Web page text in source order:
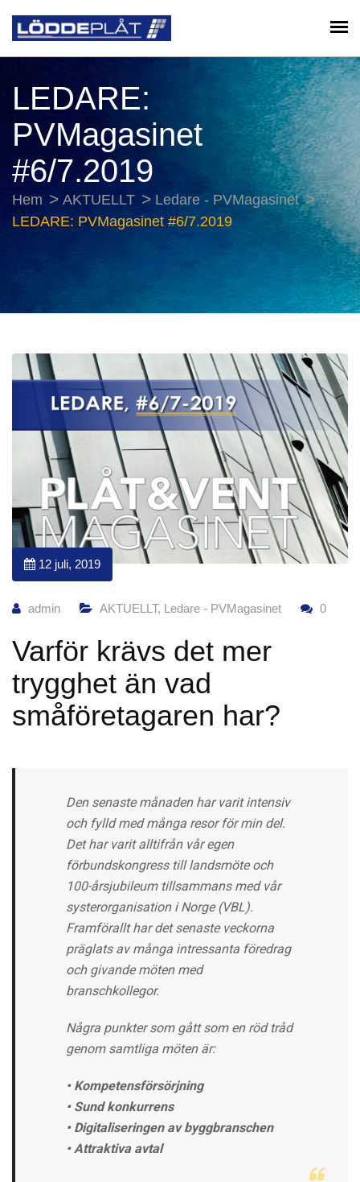
LEDARE:
PVMagasinet
#6/7.2019
Hem AKTUELLT
Ledare - PVMagasinet
LEDARE: PVMagasinet #6/7.2019
12 juli, 2019
admin AKTUELLT, Ledare - PVMagasinet 0
Varför krävs det mer
trygghet än vad
småföretagaren har?
Den senaste månaden har varit intensiv
och fylld med många resor för min del.
Det har varit alltifrån vår egen
förbundskongress till landsmöte och
100-årsjubileum tillsammans med vår
systerorganisation i Norge (VBL).
Framförallt har det senaste veckorna
präglats av många intressanta föredrag
och givande möten med
branschkollegor.
Några punkter som gått som en röd tråd
genom samtliga möten är:
• Kompetensförsörjning
• Sund konkurrens
• Digitaliseringen av byggbranschen
• Attraktiva avtal